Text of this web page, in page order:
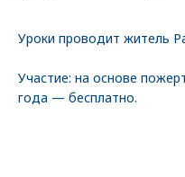
Уроки проводит житель
Участие: на основе
года — бесплатно.